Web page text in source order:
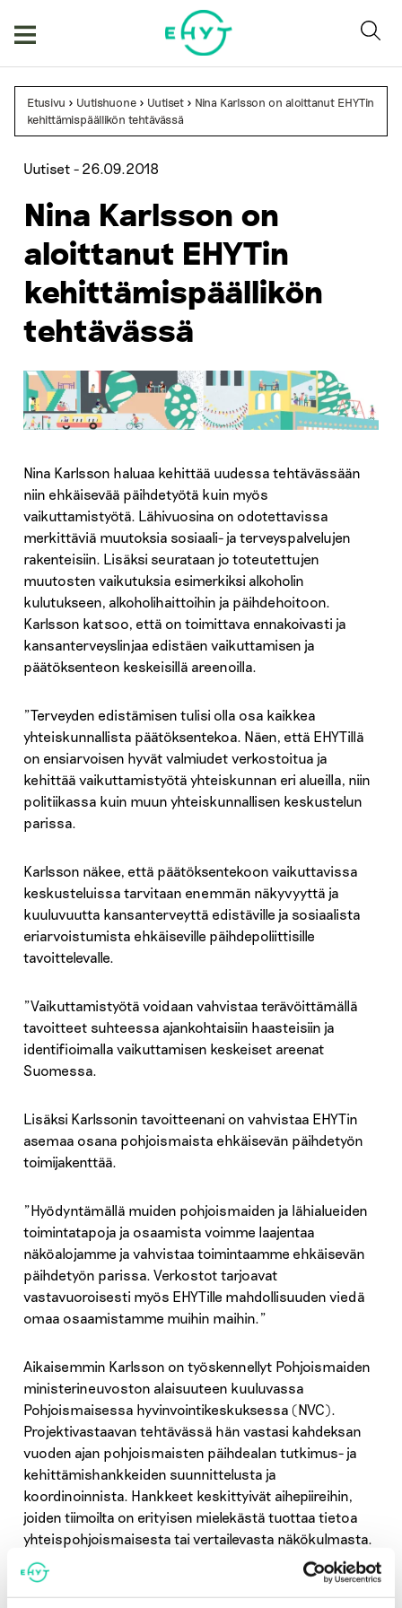
Etusivu > Uutishuone > Uutiset > Nina Karlsson on aloittanut EHYTin
kehittämispäällikön tehtävässä
Uutiset - 26.09.2018
Nina Karlsson on
aloittanut EHYTin
kehittämispäällikön
tehtävässä
Nina Karlsson haluaa kehittää uudessa tehtävässään
niin ehkäisevää päihdetyötä kuin myös
vaikuttamistyötä. Lähivuosina on odotettavissa
merkittäviä muutoksia sosiaali- ja terveyspalvelujen
rakenteisiin. Lisäksi seurataan jo toteutettujen
muutosten vaikutuksia esimerkiksi alkoholin
kulutukseen, alkoholihaittoihin ja päihdehoitoon.
Karlsson katsoo, että on toimittava ennakoivasti ja
kansanterveyslinjaa edistäen vaikuttamisen ja
päätöksenteon keskeisillä areenoilla.
”Terveyden edistämisen tulisi olla osa kaikkea
yhteiskunnallista päätöksentekoa. Näen, että EHYTillä
on ensiarvoisen hyvät valmiudet verkostoitua ja
kehittää vaikuttamistyötä yhteiskunnan eri alueilla, niin
politiikassa kuin muun yhteiskunnallisen keskustelun
parissa.
Karlsson näkee, että päätöksentekoon vaikuttavissa
keskusteluissa tarvitaan enemmän näkyvyyttä ja
kuuluvuutta kansanterveyttä edistäville ja sosiaalista
eriarvoistumista ehkäiseville päihdepoliittisille
tavoittelevalle.
”Vaikuttamistyötä voidaan vahvistaa terävöittämällä
tavoitteet suhteessa ajankohtaisiin haasteisiin ja
identifioimalla vaikuttamisen keskeiset areenat
Suomessa.
Lisäksi Karlssonin tavoitteenani on vahvistaa EHYTin
asemaa osana pohjoismaista ehkäisevän päihdetyön
toimijakenttää.
”Hyödyntämällä muiden pohjoismaiden ja lähialueiden
toimintatapoja ja osaamista voimme laajentaa
näköalojamme ja vahvistaa toimintaamme ehkäisevän
päihdetyön parissa. Verkostot tarjoavat
vastavuoroisesti myös EHYTille mahdollisuuden viedä
omaa osaamistamme muihin maihin.”
Aikaisemmin Karlsson on työskennellyt Pohjoismaiden
ministerineuvoston alaisuuteen kuuluvassa
Pohjoismaisessa hyvinvointikeskuksessa (NVC).
Projektivastaavan tehtävässä hän vastasi kahdeksan
vuoden ajan pohjoismaisten päihdealan tutkimus- ja
kehittämishankkeiden suunnittelusta ja
koordinoinnista. Hankkeet keskittyivät aihepiireihin,
joiden tiimoilta on erityisen mielekästä tuottaa tietoa
yhteispohjoismaisesta tai vertailevasta näkökulmasta.
Esimerkkinä tästä on alkoholin haittoja muille tutkinut
pohjoismainen tutkija- ja asiantuntijaverkosto, jossa
luotiin alan tutkijoiden verkosto ja tuotettiin